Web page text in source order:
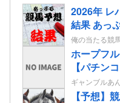
2026年 レ
結果 あっ
俺の当たる競
ホープフ
【パチン
ギャンブルあ
【予想】